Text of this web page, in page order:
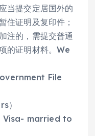
当提交定居国外的
住证明及复印件；
注的，需提交普通
的证明材料。We
File
）
Visa- married to